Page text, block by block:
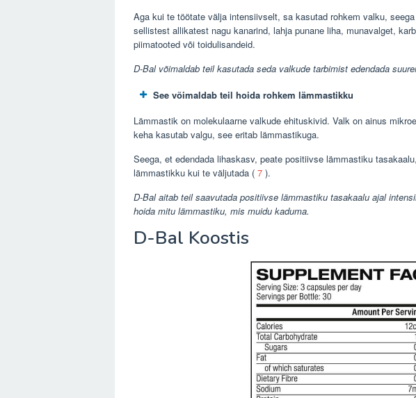
Aga kui te töötate välja intensiivselt, sa kasutad rohkem valku,
sellistest allikatest nagu kanarind, lahja punane liha, munavalget,
piimatooted või toidulisandeid.
D-Bal võimaldab teil kasutada seda valkude tarbimist edendada
See võimaldab teil hoida rohkem lämmastikku
Lämmastik on molekulaarne valkude ehituskivid. Valk on ainus
keha kasutab valgu, see eritab lämmastikuga.
Seega, et edendada lihaskasv, peate positiivse lämmastiku
lämmastikku kui te väljutada ( 7 ).
D-Bal aitab teil saavutada positiivse lämmastiku tasakaalu ajal
hoida mitu lämmastiku, mis muidu kaduma.
D-Bal Koostis